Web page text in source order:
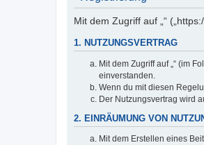
Mit dem Zugriff auf „“
1. NUTZUNGSVERTRAG
Mit dem Zugriff auf „“ (im
einverstanden.
Wenn du mit diesen
Der Nutzungsvertrag wird
2. EINRÄUMUNG VON
Mit dem Erstellen eines